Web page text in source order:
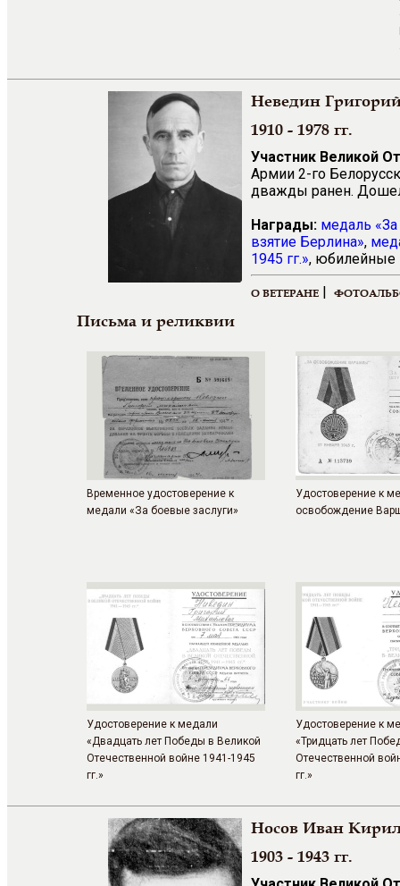
Неведин
1910 - 1978 гг.
Участник Великой
Армии 2-го
дважды ранен.
Награды: медаль
взятие Берлина»,
1945 гг.», юбилейные
О ВЕТЕРАНЕ |
Письма и реликвии
Временное удостоверение к
медали «За боевые заслуги»
Удостоверение к
освобождение
Удостоверение к медали
«Двадцать лет Победы в Великой
Отечественной войне 1941-1945
гг.»
Удостоверение к
«Тридцать лет
Отечественной
гг.»
Носов Иван
1903 - 1943 гг.